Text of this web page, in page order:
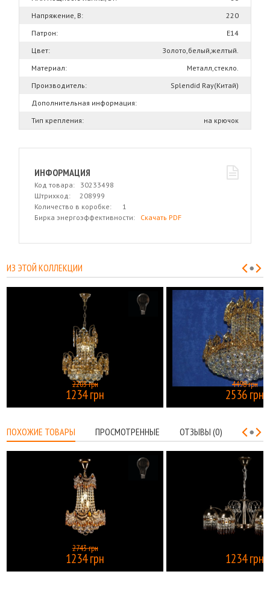
Напряжение, В:
220
Патрон:
Е14
Цвет:
Золото,белый,желтый.
Материал:
Металл,стекло.
Производитель:
Splendid Ray(Китай)
Дополнительная информация:
Тип крепления:
на крючок
ИНФОРМАЦИЯ
Код товара: 30233498
Штрихкод: 208999
Количество в коробке: 1
Бирка энергоэффективности: Скачать PDF
ИЗ ЭТОЙ КОЛЛЕКЦИИ
2203 грн
1234 грн
4498 грн
2536 грн
ПОХОЖИЕ ТОВАРЫ ПРОСМОТРЕННЫЕ ОТЗЫВЫ (0)
2743 грн
1234 грн 1234 грн